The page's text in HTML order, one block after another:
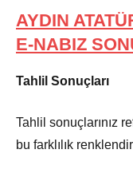
AYDIN
E-NABIZ
Tahlil Sonuçları
Tahlil sonuçlarınız
bu farklılık